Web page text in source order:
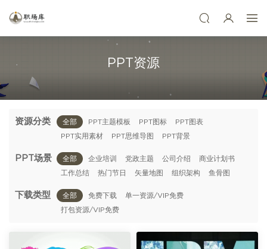
PPT资源
资源分类 全部 PPT主题模板 PPT图标
PPT图表
PPT实用素材
PPT思维导图 PPT背景
PPT场景 全部 企业培训 党政主题 公司介绍
商业计划书
工作总结
热门节日 矢量地图 组织架构 鱼骨图
下载类型 全部 免费下载
单一资源/VIP免费
打包资源/VIP免费